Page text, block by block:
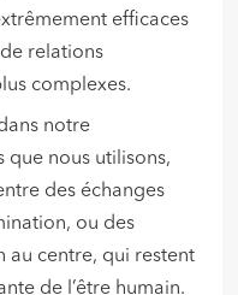
efficaces
relations
complexes.
notre
que nous utilisons,
des échanges
ou des
au centre, qui restent
de l’être humain.